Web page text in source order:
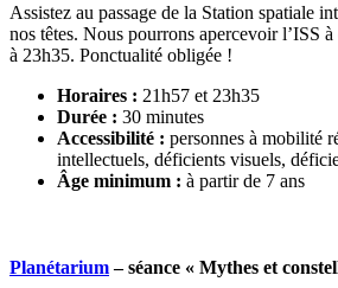
Assistez au passage de la Station spatiale
nos têtes. Nous pourrons apercevoir l’ISS
à 23h35. Ponctualité obligée !
Horaires : 21h57 et 23h35
Durée : 30 minutes
Accessibilité : personnes à mobilité
intellectuels, déficients visuels,
Âge minimum : à partir de 7 ans
Planétarium– séance « Mythes et